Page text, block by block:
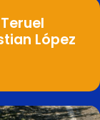
López